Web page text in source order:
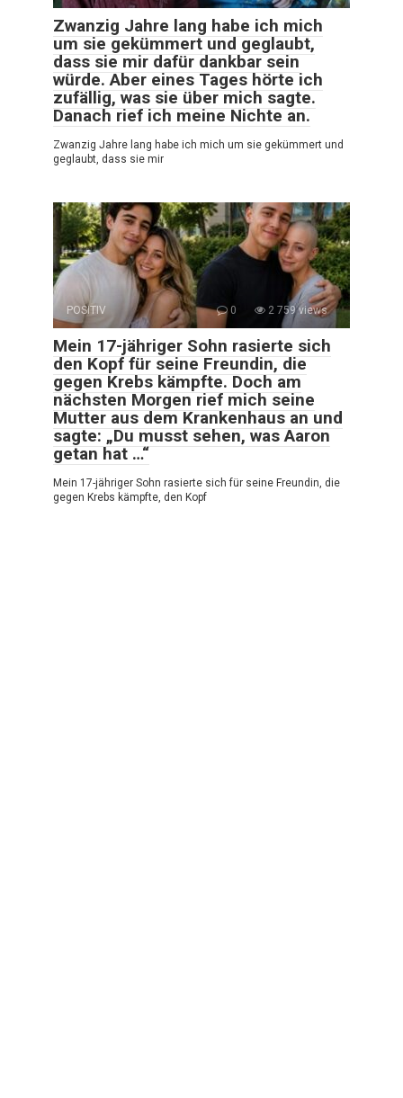
Zwanzig Jahre lang habe ich mich
um sie gekümmert und geglaubt,
dass sie mir dafür dankbar sein
würde. Aber eines Tages hörte ich
zufällig, was sie über mich sagte.
Danach rief ich meine Nichte an.
Zwanzig Jahre lang habe ich mich um sie gekümmert und
geglaubt, dass sie mir
POSITIV 0 2 759 views
Mein 17-jähriger Sohn rasierte sich
den Kopf für seine Freundin, die
gegen Krebs kämpfte. Doch am
nächsten Morgen rief mich seine
Mutter aus dem Krankenhaus an und
sagte: „Du musst sehen, was Aaron
getan hat …“
Mein 17-jähriger Sohn rasierte sich für seine Freundin, die
gegen Krebs kämpfte, den Kopf